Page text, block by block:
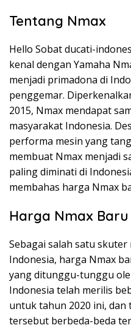
Tentang Nmax
Hello Sobat ducati-
kenal dengan Yamaha
menjadi primadona di
penggemar.
2015, Nmax mendapat
masyarakat Indonesia.
performa mesin yang
membuat Nmax menjadi
paling diminati di
membahas harga Nmax
Harga Nmax Baru
Sebagai salah satu
Indonesia, harga Nmax
yang ditunggu-tunggu
Indonesia telah merilis
untuk tahun 2020 ini,
tersebut berbeda-beda